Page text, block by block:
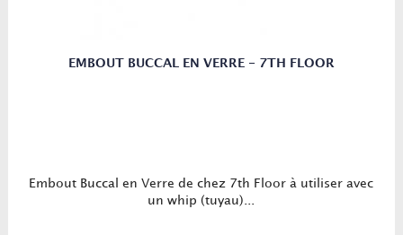
EMBOUT BUCCAL EN VERRE - 7TH FLOOR
Embout Buccal en Verre de chez 7th Floor à utiliser avec
un whip (tuyau)...